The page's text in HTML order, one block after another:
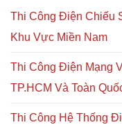
Thi Công Điện Chiếu
Khu Vực Miền Nam
Thi Công Điện Mạng
TP.HCM Và Toàn
Thi Công Hệ Thống